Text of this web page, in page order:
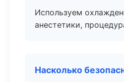
Используем
анестетики,
Насколько